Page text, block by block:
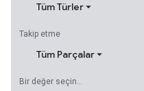
Tüm Türler
Takip etme
Tüm Parçalar
Bir değer seçin...